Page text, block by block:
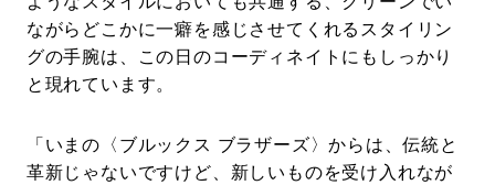
ながらどこかに一癖を感じさせてくれるスタイリン
グの手腕は、この日のコーディネイトにもしっかり
と現れています。
「いまの〈ブルックス ブラザーズ〉からは、伝統と
革新じゃないですけど、新しいものを受け入れなが